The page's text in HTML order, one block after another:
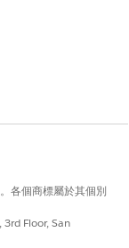
各個商標屬於其個別
Floor, San